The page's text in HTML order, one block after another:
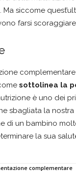
siccome
farsi
sottolinea la
è uno dei
sbagliata la
di un bambino
la sua
complementare